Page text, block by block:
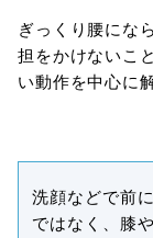
ぎっくり腰にな
担をかけないこ
い動作を中心に
洗顔などで前
ではなく、膝